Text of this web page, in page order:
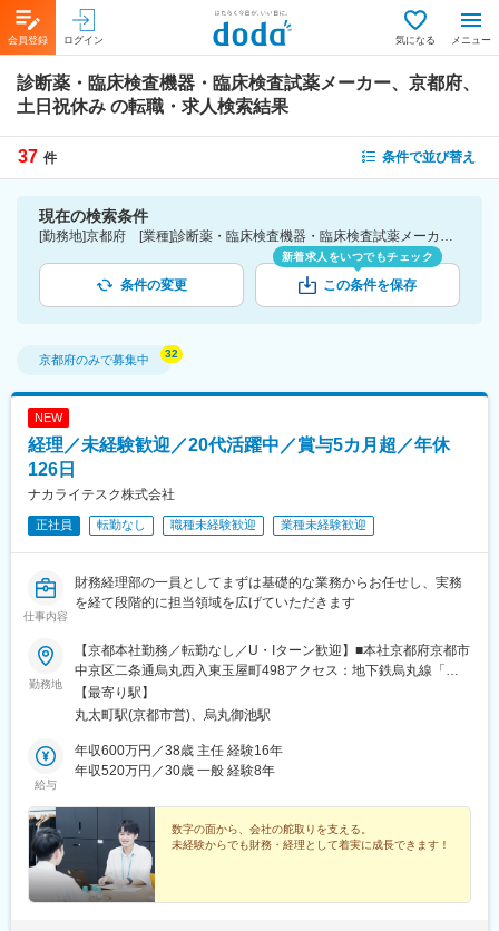
会員登録 ログイン 気になる メニュー
診断薬・臨床検査機器・臨床検査試薬メーカー、京都府、
土日祝休み の転職・求人検索結果
37 件 条件で並び替え
現在の検索条件
[勤務地]京都府 [業種]診断薬・臨床検査機器・臨床検査試薬メーカー-医薬品・医療機器・ライフサイエンス・医療系サービス [詳細条件](休日・働き方)土日祝休み
条件の変更
新着求人をいつでもチェック
この条件を保存
京都府のみで募集中
NEW
経理／未経験歓迎／20代活躍中／賞与5カ月超／年休
126日
ナカライテスク株式会社
正社員 転勤なし 職種未経験歓迎 業種未経験歓迎
仕事内容
財務経理部の一員としてまずは基礎的な業務からお任せし、実務
を経て段階的に担当領域を広げていただきます
勤務地
【京都本社勤務／転勤なし／U・Iターン歓迎】■本社京都府京都市
中京区二条通烏丸西入東玉屋町498アクセス：地下鉄烏丸線「烏
丸御池駅」から徒歩5分※原則、転居を伴う転勤はありません。※
受動喫煙対策：屋内全面禁煙（屋上に喫煙スペースあり）
【最寄り駅】
丸太町駅(京都市営)、烏丸御池駅
給与
年収600万円／38歳 主任 経験16年
年収520万円／30歳 一般 経験8年
数字の面から、会社の舵取りを支える。
未経験からでも財務・経理として着実に成長できます！